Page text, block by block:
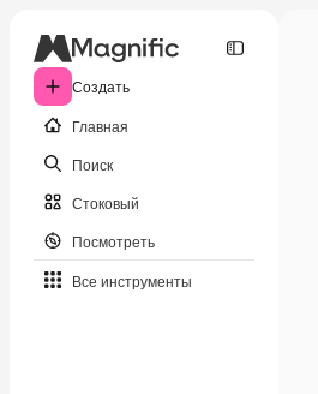
Создать
Главная
Поиск
Стоковый
Посмотреть
Все инструменты